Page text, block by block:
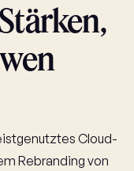
Cloud-
Rebranding von